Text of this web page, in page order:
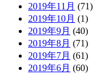
2019年11月 (71)
2019年10月 (1)
2019年9月 (40)
2019年8月 (71)
2019年7月 (61)
2019年6月 (60)